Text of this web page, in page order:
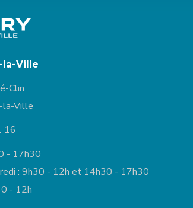
la-Ville
Clin
la-Ville
16
- 17h30
: 9h30 - 12h et 14h30 - 17h30
- 12h